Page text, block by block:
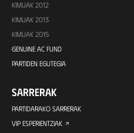
KIMUAK 2012
KIMUAK 2013
KIMUAK 2015
GENUINE AC FUND
PARTIDEN EGUTEGIA
SARRERAK
PARTIDARAKO SARRERAK
VIP ESPERIENTZIAK